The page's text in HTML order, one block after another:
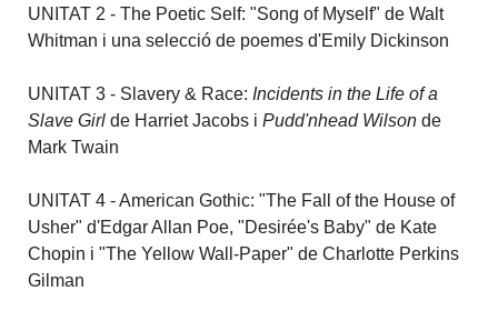
UNITAT 2 - The Poetic Self: "Song of Myself" de Walt
Whitman i una selecció de poemes d'Emily Dickinson
UNITAT 3 - Slavery & Race: Incidents in the Life of a
Slave Girlde Harriet Jacobs iPudd'nhead Wilson de
Mark Twain
UNITAT 4 - American Gothic: "The Fall of the House of
Usher" d'Edgar Allan Poe, "Desirée's Baby" de Kate
Chopin i "The Yellow Wall-Paper" de Charlotte Perkins
Gilman